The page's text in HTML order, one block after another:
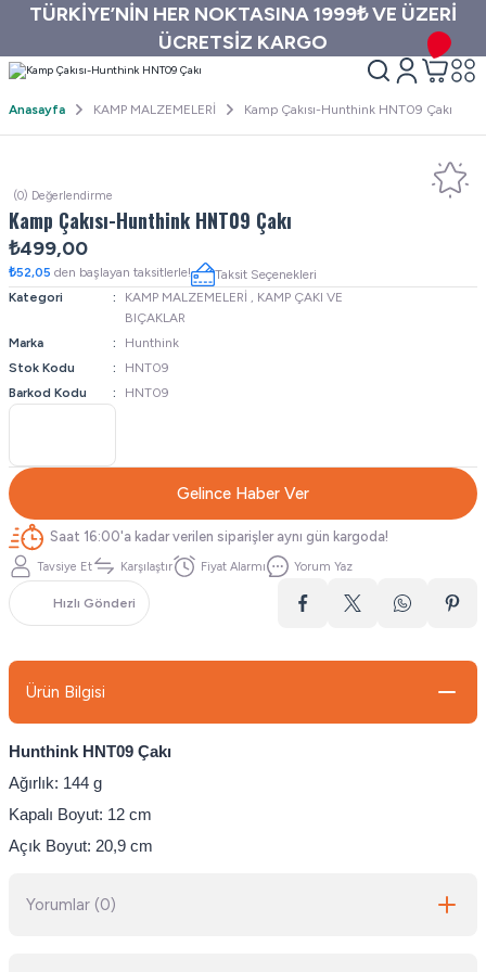
TÜRKİYE’NİN HER NOKTASINA 1999₺ VE ÜZERİ
ÜCRETSİZ KARGO
Anasayfa KAMP MALZEMELERİ Kamp Çakısı-Hunthink HNT09 Çakı
(0) Değerlendirme
Kamp Çakısı-Hunthink HNT09 Çakı
₺499,00
₺52,05 den başlayan taksitlerle!
Taksit Seçenekleri
Kategori
KAMP MALZEMELERİ , KAMP ÇAKI VE
BIÇAKLAR
Marka
Hunthink
Stok Kodu
HNT09
Barkod Kodu
HNT09
Gelince Haber Ver
Saat 16:00'a kadar verilen siparişler aynı gün kargoda!
Tavsiye Et Karşılaştır Fiyat Alarmı Yorum Yaz
Hızlı Gönderi
Ürün Bilgisi
Hunthink HNT09 Çakı
Ağırlık: 144 g
Kapalı Boyut: 12 cm
Açık Boyut: 20,9 cm
Yorumlar (0)